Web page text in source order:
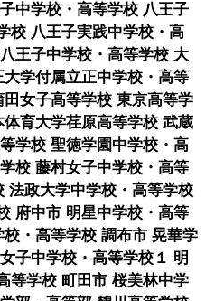
中学校・高等学校 八王子
校 八王子実践中学校・高
王子中学校・高等学校 大
学付属立正中学校・高等
女子高等学校 東京高等学
育大学荏原高等学校 武蔵
学校 聖徳学園中学校・高
校 藤村女子中学校・高等
法政大学中学校・高等学校
府中市 明星中学校・高等
・高等学校 調布市 晃華学
子中学校・高等学校１ 明
等学校 町田市 桜美林中学